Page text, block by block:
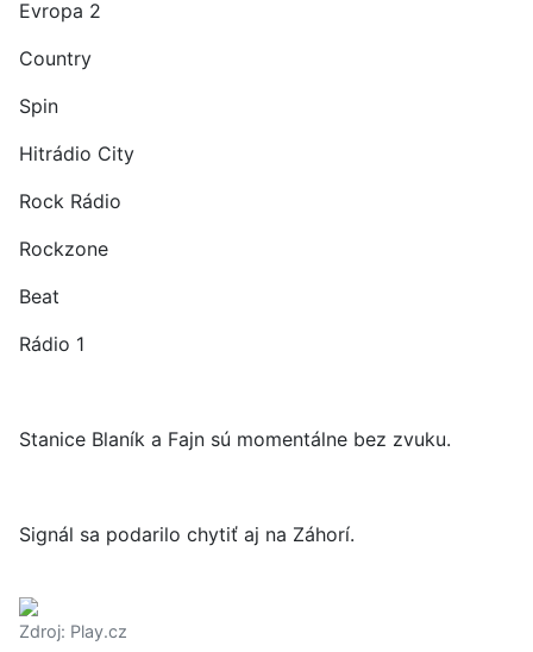
Evropa 2
Country
Spin
Hitrádio City
Rock Rádio
Rockzone
Beat
Rádio 1
Stanice Blaník a Fajn sú momentálne bez zvuku.
Signál sa podarilo chytiť aj na Záhorí.
Zdroj: Play.cz